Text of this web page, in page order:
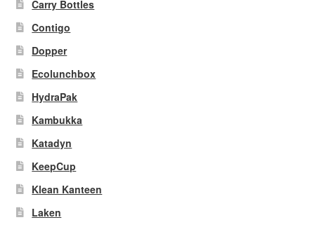
Carry Bottles
Contigo
Dopper
Ecolunchbox
HydraPak
Kambukka
Katadyn
KeepCup
Klean Kanteen
Laken